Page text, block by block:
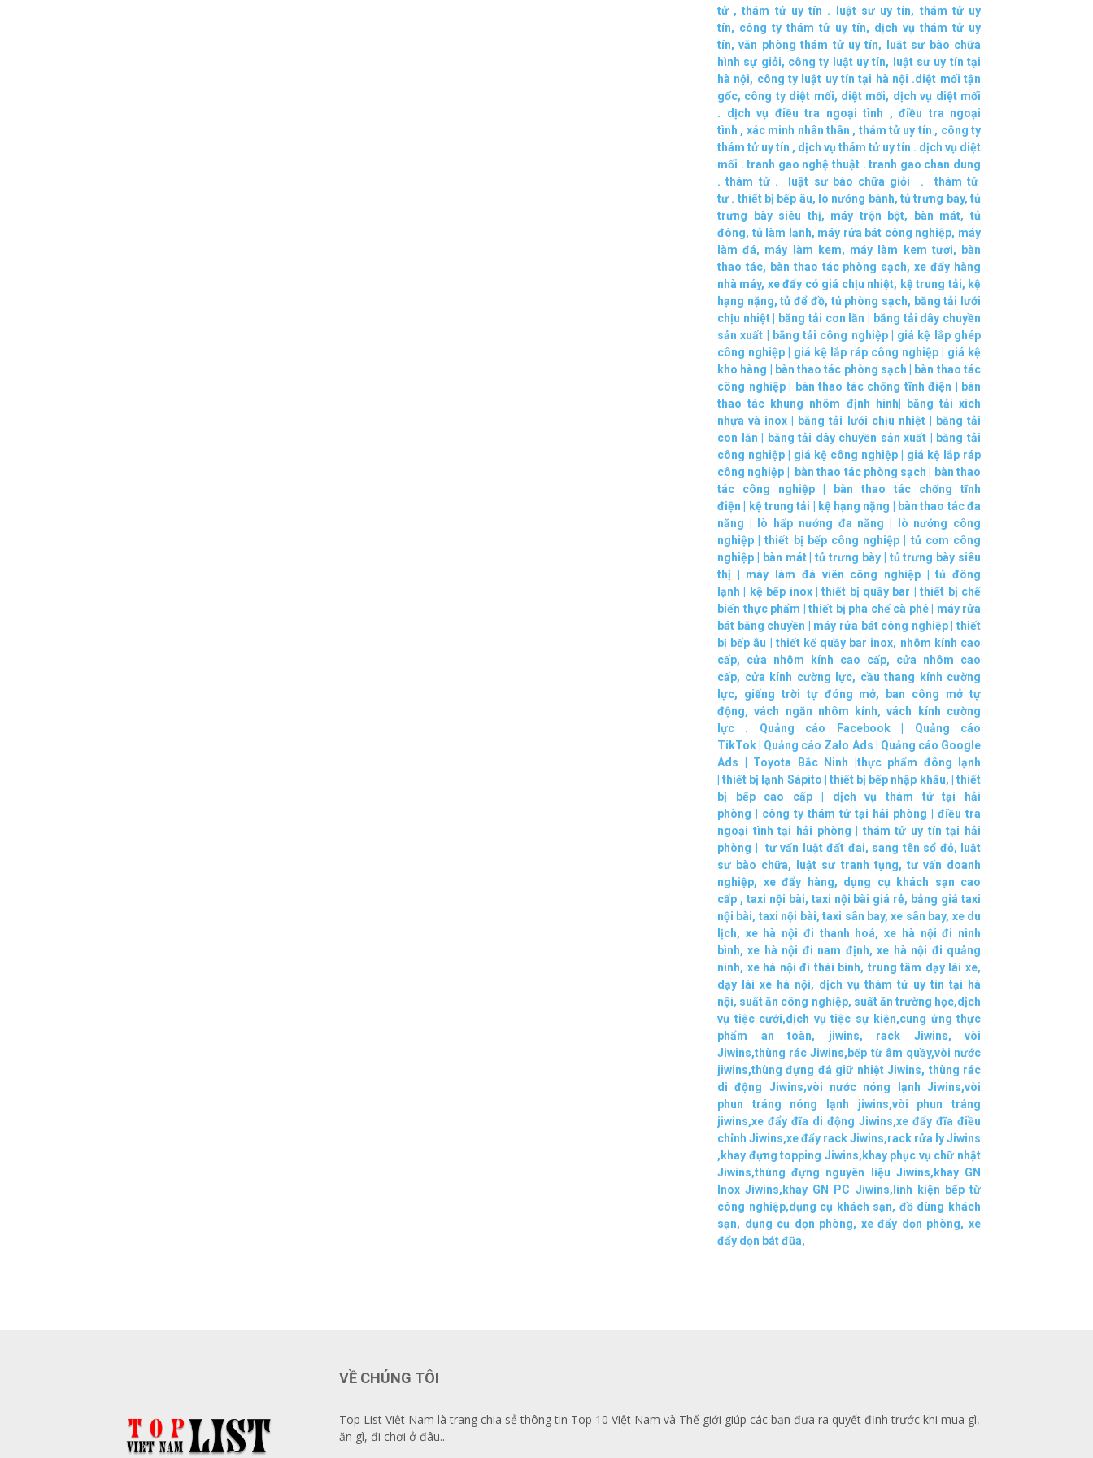
tử ,thám tử uy tín . luật sư uy tín, thám tử uy
tín, công ty thám tử uy tín, dịch vụ thám tử uy
tín,văn phòng thám tử uy tín,
luật sư bào chữa
hình sự giỏi, công ty luật uy tín,
luật sư uy tín tại
hà nội, công ty luật uy tín tại hà nội .diệt mối tận
gốc, công ty diệt mối, diệt mối, dịch vụ diệt mối
. dịch vụ điều tra ngoại tình , điều tra ngoại
tình , xác minh nhân thân , thám tử uy tín , công ty
thám tử uy tín , dịch vụ thám tử uy tín . dịch vụ diệt
mối .tranh gao nghệ thuật .tranh gao chan dung
.thám tử. luật sư bào chữa giỏi . thám tử
tư . thiết bị bếp âu, lò nướng bánh,tủ trưng bày,tủ
trưng bày siêu thị, máy trộn bột, bàn mát,tủ
đông, tủ làm lạnh, máy rửa bát công nghiệp, máy
làm đá, máy làm kem, máy làm kem tươi,
bàn
thao tác, bàn thao tác phòng sạch,xe đẩy hàng
nhà máy, xe đẩy có giá chịu nhiệt, kệ trung tải, kệ
hạng nặng,tủ để đồ, tủ phòng sạch, băng tải lưới
chịu nhiệt| băng tải con lăn
băng tải dây chuyền
sản xuất
băng tải công nghiệp| giá kệ lắp ghép
công nghiệp
giá kệ lắp ráp công nghiệp
giá kệ
kho hàng
bàn thao tác phòng sạch
bàn thao tác
công nghiệp| bàn thao tác chống tĩnh điện
bàn
thao tác khung nhôm định hình
băng tải xích
nhựa và inox
băng tải lưới chịu nhiệt|
băng tải
con lăn
băng tải dây chuyền sản xuất
băng tải
công nghiệp
giá kệ công nghiệp
giá kệ lắp ráp
công nghiệp
bàn thao tác phòng sạch
bàn thao
tác công nghiệp
bàn thao tác chống tĩnh
điện
kệ trung tải kệ hạng nặng
bàn thao tác đa
năng
lò hấp nướng đa năng
lò nướng công
nghiệp |thiết bị bếp công nghiệp
tủ cơm công
nghiệp
bàn mát|tủ trưng bày| tủ trưng bày siêu
thị
máy làm đá viên công nghiệp|tủ đông
lạnh
kệ bếp inox|thiết bị quầy bar |thiết bị chế
biến thực phẩm
thiết bị pha chế cà phê| máy rửa
bát băng chuyền
máy rửa bát công nghiệp|thiết
bị bếp âu
thiết kế quầy bar inox, nhôm kính cao
cấp, cửa nhôm kính cao cấp, cửa nhôm cao
cấp, cửa kính cường lực, cầu thang kính cường
lực, giếng trời tự đóng mở,
ban công mở tự
động,vách ngăn nhôm kính,vách kính cường
lực . Quảng cáo Facebook| Quảng cáo
TikTok
Quảng cáo Zalo Ads
Quảng cáo Google
Ads
Toyota Bắc Ninh | thực phẩm đông lạnh
|thiết bị lạnh Sápito thiết bị bếp nhập khẩu, | thiết
bị bếp cao cấp
dịch vụ thám tử tại hải
phòng
công ty thám tử tại hải phòng
điều tra
ngoại tình tại hải phòng
thám tử uy tín tại hải
phòng
tư vấn luật đất đai, sang tên sổ đỏ,
luật
sư bào chữa, luật sư tranh tụng, tư vấn doanh
nghiệp, xe đẩy hàng, dụng cụ khách sạn cao
cấp , taxi nội bài, taxi nội bài giá rẻ, bảng giá taxi
nội bài, taxi nội bài,taxi sân bay,xe sân bay, xe du
lịch, xe hà nội đi thanh hoá,xe hà nội đi ninh
bình,xe hà nội đi nam định,xe hà nội đi quảng
ninh, xe hà nội đi thái bình, trung tâm dạy lái xe,
dạy lái xe hà nội, dịch vụ thám tử uy tín tại hà
nội, suất ăn công nghiệp, suất ăn trường học,dịch
vụ tiệc cưới,dịch vụ tiệc sự kiện,cung ứng thực
phẩm an toàn, jiwins, rack Jiwins, vòi
Jiwins,thùng rác Jiwins, bếp từ âm quầy,vòi nước
jiwins,thùng đựng đá giữ nhiệt Jiwins, thùng rác
di động Jiwins,vòi nước nóng lạnh Jiwins,vòi
phun tráng nóng lạnh jiwins,vòi phun tráng
jiwins,xe đẩy đĩa di động Jiwins,xe đẩy đĩa điều
chỉnh Jiwins,xe đẩy rack Jiwins,rack rửa ly Jiwins
, khay đựng topping Jiwins, khay phục vụ chữ nhật
Jiwins,thùng đựng nguyên liệu Jiwins, khay GN
Inox Jiwins, khay GN PC Jiwins, linh kiện bếp từ
công nghiệp,dụng cụ khách sạn, đồ dùng khách
sạn, dụng cụ dọn phòng, xe đẩy dọn phòng,xe
đẩy dọn bát đũa,
VỀ CHÚNG TÔI
Top List Việt Nam là trang chia sẻ thông tin Top 10 Việt Nam và Thế giới giúp các bạn đưa ra quyết định trước khi mua gì,
ăn gì, đi chơi ở đâu...